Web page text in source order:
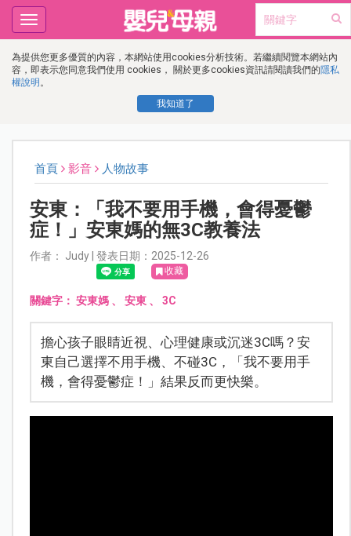
為提供您更多優質的內容，本網站使用cookies分析技術。若繼續閱覽本網站內
容，即表示您同意我們使用 cookies， 關於更多cookies資訊請閱讀我們的隱私
權說明 。
我知道了
Toggle
navigation
首頁 影音 人物故事
安東：「我不要用手機，會得憂鬱
症！」安東媽的無3C教養法
作者： Judy | 發表日期：2025-12-26
收藏
關鍵字： 安東媽、 安東、 3C
擔心孩子眼睛近視、心理健康或沉迷3C嗎？安
東自己選擇不用手機、不碰3C，「我不要用手
機，會得憂鬱症！」結果反而更快樂。